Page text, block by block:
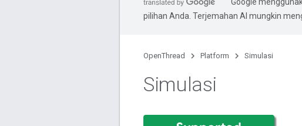
pilihan Anda. Terjemahan AI mungkin
OpenThread Platform Simulasi
Simulasi